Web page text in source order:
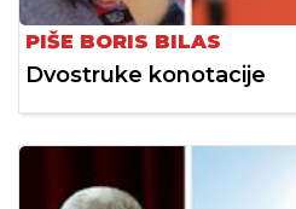
PIŠE BORIS BILAS
Dvostruke konotacije